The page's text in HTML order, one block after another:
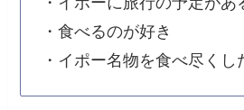
・食べるのが好き
・イポー名物を食べ尽くし